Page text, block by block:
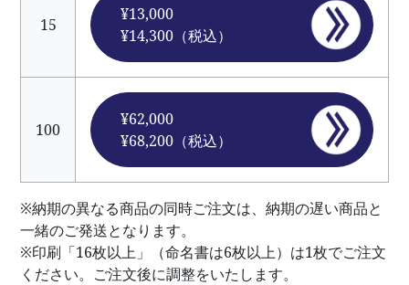
15
¥13,000
¥14,300（税込）
100
¥62,000
¥68,200（税込）
※納期の異なる商品の同時ご注文は、納期の遅い商品と
一緒のご発送となります。
※印刷「16枚以上」（命名書は6枚以上）は1枚でご注文
ください。ご注文後に調整をいたします。